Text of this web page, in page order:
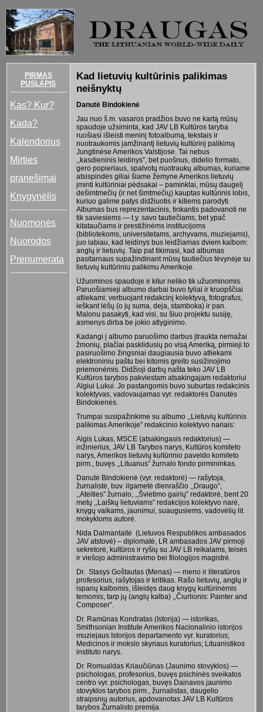
PIRMAS
PUSLAPIS
Kas? Kur?
Kada?
Kalendorius
Mirties
pranešimai
Knygynėlis
Nuomonės
Nuorodos
Prenumerata
Kad lietuvių kultūrinis palikimas
neišnyktų
Danutė Bindokienė
Jau nuo š.m. vasaros pradžios buvo ne kartą mūsų
spaudoje užsiminta, kad JAV LB Kultūros taryba
ruošiasi išleisti meninį fotoalbumą, tekstais ir
nuotraukomis įamžinantį lietuvių kultūrinį palikimą
Jungtinėse Amerikos Valstijose. Tai nebus
,,kasdieninis leidinys”, bet puošnus, didelio formato,
gero popieriaus, spalvotų nuotraukų albumas, kuriame
atsispindės giliai šiame žemyne Amerikos lietuvių
įminti kultūriniai pėdsakai – paminklai, mūsų daugelį
dešimtmečių (ir net šimtmečių) kauptas kultūrinis lobis,
kuriuo galime patys didžiuotis ir kitiems parodyti.
Albumas bus reprezentacinis, tinkantis padovanoti ne
tik saviesiems — t.y. savo tautiečiams, bet ypač
kitataučiams ir prestižinėms institucijoms
(bibliotekoms, universitetams, archyvams, muziejams),
juo labiau, kad leidinys bus leidžiamas dviem kalbom:
anglų ir lietuvių. Taip pat tikimasi, kad albumas
pasitarnaus supažindinant mūsų tautiečius tėvynėje su
lietuvių kultūriniu palikimu Amerikoje.
Užuominos spaudoje ir kitur neliko tik užuominomis.
Paruošiamieji albumo darbai buvo tyliai ir kruopščiai
atliekami: verbuojant redakcinį kolektyvą, fotografus,
ieškant lėšų (o jų suma, deja, stamboka) ir pan.
Malonu pasakyti, kad visi, su šiuo projektu susiję,
asmenys dirba be jokio atlyginimo.
Kadangi į albumo paruošimo darbus įtraukta nemažai
žmonių, plačiai pasklidusių po visą Ameriką, pirmieji to
pasiruošimo žingsniai daugiausia buvo atliekami
elektroniniu paštu bei kitomis greito susižinojimo
priemonėmis. Didžioji darbų našta teko JAV LB
Kultūros tarybos pakviestam atsakingajam redaktoriui
Algiui Lukui. Jo pastangomis buvo suburtas redakcinis
kolektyvas, vadovaujamas vyr. redaktorės Danutės
Bindokienės.
Trumpai susipažinkime su albumo ,,Lietuvių kultūrinis
palikimas Amerikoje” redakcinio kolektyvo nariais:
Algis Lukas, MSCE (atsakingasis redaktorius) —
inžinierius, JAV LB Tarybos narys, Kultūros komiteto
narys, Amerikos lietuvių kultūrinio paveldo komiteto
pirm., buvęs ,,Lituanus” žurnalo fondo pirmininkas.
Danutė Bindokienė (vyr. redaktorė) — rašytoja,
žurnalistė, buv. ilgametė dienraščio ,,Draugo”,
,,Ateities” žurnalo, ,,Švietimo gairių” redaktorė, bent 20
metų ,,Laiškų lietuviams” redakcijos kolektyvo narė,
knygų vaikams, jaunimui, suaugusiems, vadovėlių lit.
mokykloms autorė.
Nida Dalmantaitė (Lietuvos Respublikos ambasados
JAV atstovė) – diplomatė, LR ambasados JAV pirmoji
sekretorė, kultūros ir ryšių su JAV LB reikalams, teisės
ir viešojo administravimo bei filologijos magistrė.
Dr. Stasys Goštautas (Menas) — meno ir literatūros
profesorius, rašytojas ir kritikas. Rašo lietuvių, anglų ir
ispanų kalbomis, išleidęs daug knygų kultūrinėmis
temomis, tarp jų (anglų kalba) ,,Čiurlionis: Painter and
Composer”.
Dr. Ramūnas Kondratas (Istorija) — istorikas,
Smithsonian Institute Amerikos Nacionalinio istorijos
muziejaus Istorijos departamento vyr. kuratorius;
Medicinos ir mokslo skyriaus kuratorius; Lituanistikos
instituto narys.
Dr. Romualdas Kriaučiūnas (Jaunimo stovyklos) —
psichologas, profesorius, buvęs psichinės sveikatos
centro vyr. psichologas, buvęs Dainavos jaunimo
stovyklos tarybos pirm., žurnalistas, daugelio
straipsnių autorius, apdovanotas JAV LB Kultūros
tarybos Žurnalisto premija.